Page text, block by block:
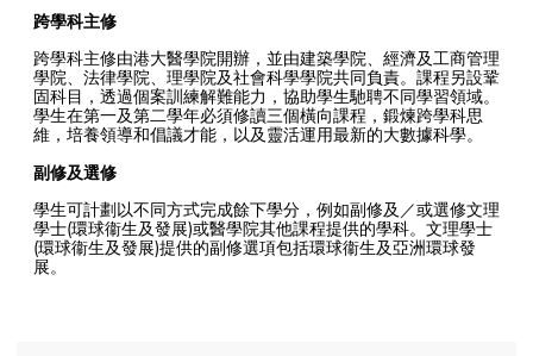
跨學科主修
跨學科主修由港大醫學院開辦，並由建築學院、經濟及工商管理
學院、法律學院、理學院及社會科學學院共同負責。課程另設鞏
固科目，透過個案訓練解難能力，協助學生馳聘不同學習領域。
學生在第一及第二學年必須修讀三個橫向課程，鍛煉跨學科思
維，培養領導和倡議才能，以及靈活運用最新的大數據科學。
副修及選修
學生可計劃以不同方式完成餘下學分，例如副修及／或選修文理
學士(環球衞生及發展)或醫學院其他課程提供的學科。文理學士
(環球衞生及發展)提供的副修選項包括環球衞生及亞洲環球發
展。